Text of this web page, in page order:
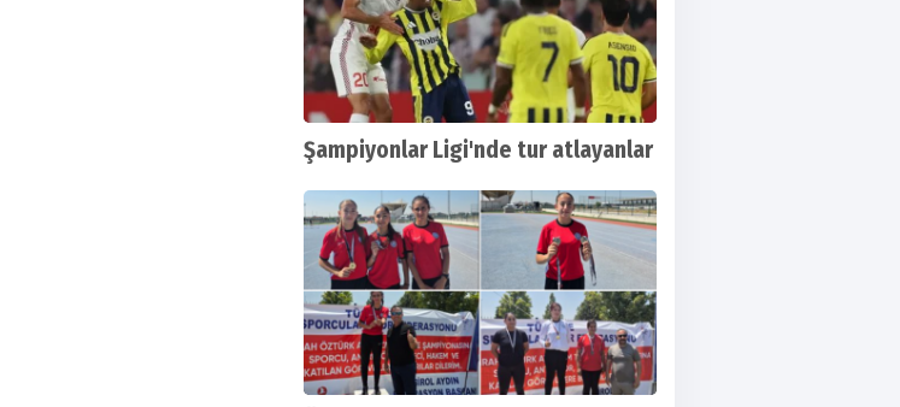
Şampiyonlar Ligi'nde tur atlayanlar